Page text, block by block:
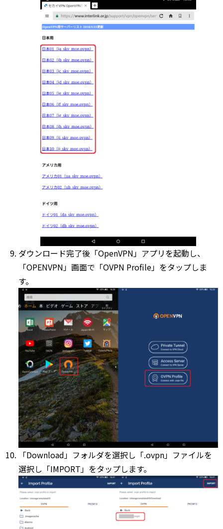
ダウンロード完了後「OpenVPN」アプリを起動し、
「OPENVPN」画面で「OVPN Profile」をタップしま
す。
「Download」フォルダを選択し「.ovpn」ファイルを
選択し「IMPORT」をタップします。